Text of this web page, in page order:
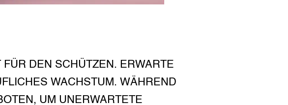
DEN SCHÜTZEN. ERWARTE
WACHSTUM. WÄHREND
UM UNERWARTETE